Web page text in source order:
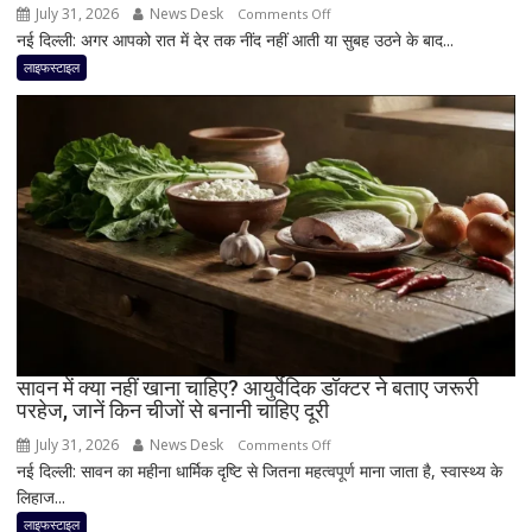
एनर्जी;
क्या
मॉर्निंग
रूटीन
July 31, 2026 News Desk Comments Offon
रात
2
कीवी
खाने
से
मिल
सकते
हैं
फायदे!
डॉक्टर
कैसे
नई दिल्ली: अगर आपको रात में देर तक नींद नहीं आती या सुबह उठने के बाद...
लाइफस्टाइल
सावन में क्या नहीं खाना चाहिए? आयुर्वेदिक डॉक्टर ने बताए जरूरी
परहेज, जानें किन चीजों से बनानी चाहिए दूरी
July 31, 2026 News Desk Comments Offon
सावन
नई दिल्ली: सावन का महीना धार्मिक दृष्टि से जितना महत्वपूर्ण माना जाता है, स्वास्थ्य के
लिहाज...
लाइफस्टाइल